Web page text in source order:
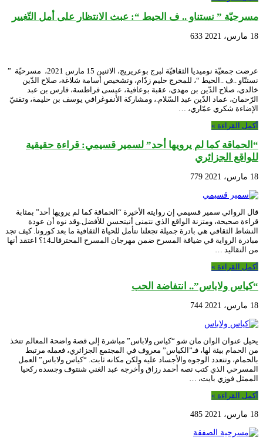
مسرحيّة ” نستناو .. ف الحيط “: عبث الانتظار على أمل التّغيير
18 مارس، 2021 633
عرضت جمعيّة نوميديا الثقافيّة لبرج بوعريريج، الاثنين 15 مارس 2021، مسرحيّة ”
نستنّاو ..ف ..الحيط “، للمخرج حليم زدّام، وتشخيص أسامة شلاغة، صلاح الدّين
خالدي، صلاح الدّين بن مهدي، عقبة بوعافية، عيسى فراطسة، فارس بن عبد
الرّحمان، عماد الدّين عبد السّلام.، ومشاركة الأنفوغرافي يوسف بن حليمة، وتقنيّ
الإضاءة شكري عمّاري، …
أكمل القراءة »
“الحماقة كما لم يرويها أحد” لسمير قسيمي: قراءة حقيقية
للواقع الجزائري
18 مارس، 2021 779
قال الروائي سمير قسيمي إن روايته الأخيرة “الحماقة كما لم يرويها أحد” بمثابة
قراءة صحيحة، ومتزنة الواقع الذي نتمنى أنيتحسن للأفضل.وقد نوه أن عودة
النشاط الثقافي هي بادرة جميلة تجعلنا نتأمل للحياة الثقافية ما بعد كورونا. كيف تجد
مبادرة الرواية في ضيافة المسرح ضمن مهرجان المسرح المحترفالـ14؟ اعتقد أنها
من التقاليد …
أكمل القراءة »
“كياس ولاباس”.. انتفاضة الحب
18 مارس، 2021 744
يحيل عنوان الوان مان شو “كياس ولاباس” مباشرة إلى قصة واضحة المعالم تتخذ
من الحمام بيئة لها، فـ”الكياس” معروف في المجتمع الجزائري، فعمله مرتبط
بالحمام، وتتعدد الوجوه والأجساد عليه ولكن مكانه ثابت. “كياس ولاباس” العمل
المسرحي الذي كتب نصه أحمد رزاق وأخرجه عبد الغني شنتوف وجسده ركحيا
الممثل فوزي بايت، …
أكمل القراءة »
18 مارس، 2021 485